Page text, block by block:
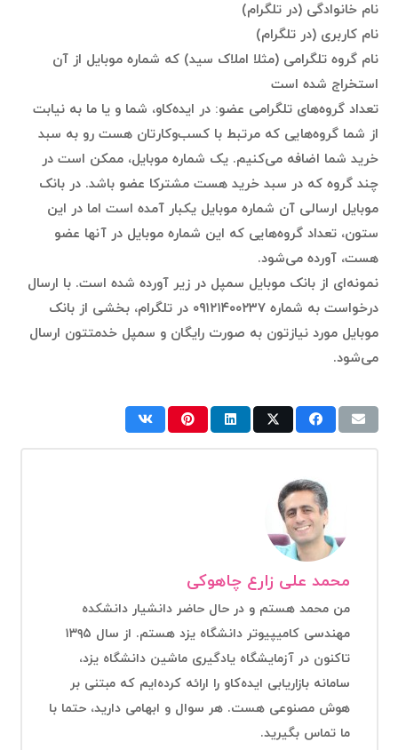
نام خانوادگی (در تلگرام)
نام کاربری (در تلگرام)
نام گروه تلگرامی (مثلا املاک سید) که شماره موبایل از آن
استخراج شده است
تعداد گروه‌های تلگرامی عضو: در ایده‌کاو، شما و یا ما به نیابت
از شما گروه‌هایی که مرتبط با کسب‌وکارتان هست رو به سبد
خرید شما اضافه می‌کنیم. یک شماره موبایل، ممکن است در
چند گروه که در سبد خرید هست مشترکا عضو باشد. در بانک
موبایل ارسالی آن شماره موبایل یکبار آمده است اما در این
ستون،‌ تعداد گروه‌هایی که این شماره موبایل در آنها عضو
هست، آورده می‌شود.
نمونه‌ای از بانک موبایل سمپل در زیر آورده شده است. با ارسال
درخواست به شماره ۰۹۱۲۱۴۰۰۲۳۷ در تلگرام، بخشی از بانک
موبایل مورد نیازتون به صورت رایگان و سمپل خدمتتون ارسال
می‌شود.
محمد علی زارع چاهوکی
من محمد هستم و در حال حاضر دانشیار دانشکده
مهندسی کامیپیوتر دانشگاه یزد هستم. از سال ۱۳۹۵
تاکنون در آزمایشگاه یادگیری ماشین دانشگاه یزد،
سامانه بازاریابی ایده‌کاو را ارائه کرده‌ایم که مبتنی بر
هوش مصنوعی هست. هر سوال و ابهامی دارید، حتما با
ما تماس بگیرید.